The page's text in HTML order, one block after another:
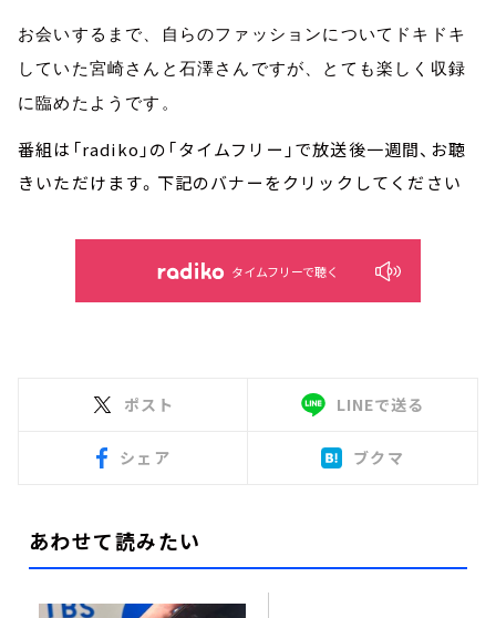
お会いするまで、自らのファッションについてドキドキ
していた宮崎さんと石澤さんですが、とても楽しく収録
に臨めたようです。
番組は「radiko」の「タイムフリー」で放送後一週間、お聴
きいただけます。下記のバナーをクリックしてください
タイムフリーで聴く
ポスト LINEで送る
シェア ブクマ
あわせて読みたい